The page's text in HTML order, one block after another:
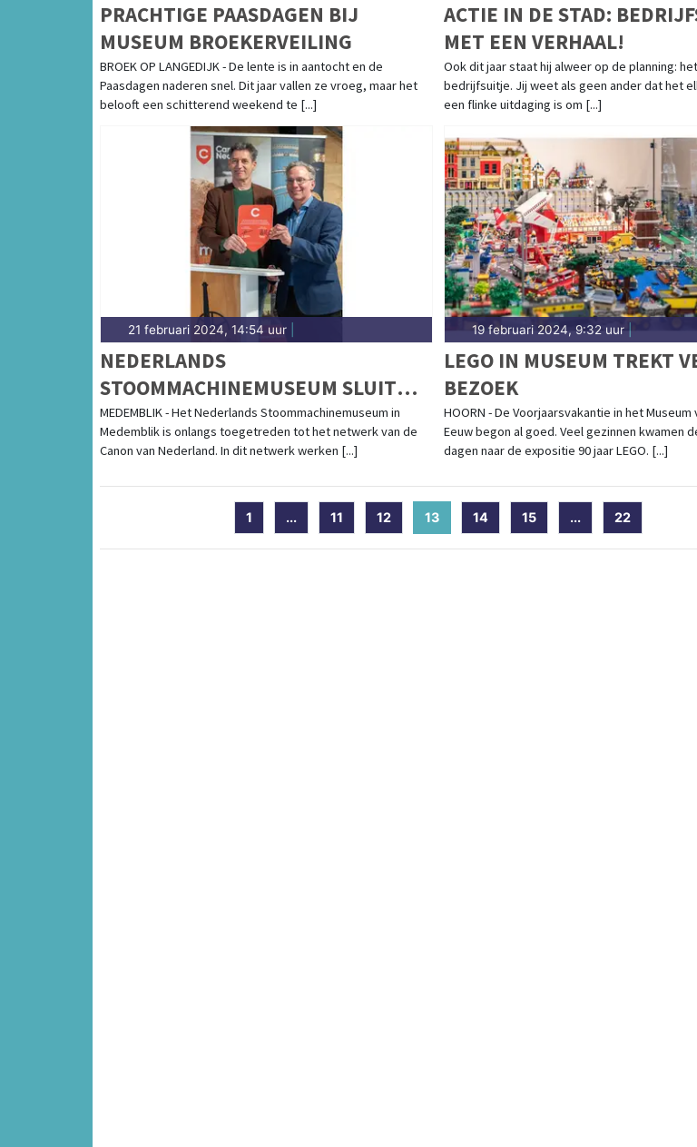
PRACHTIGE PAASDAGEN BIJ
MUSEUM BROEKERVEILING
BROEK OP LANGEDIJK - De lente is in aantocht en de
Paasdagen naderen snel. Dit jaar vallen ze vroeg, maar het
belooft een schitterend weekend te [...]
ACTIE IN DE STAD:
MET EEN VERHAAL!
Ook dit jaar staat hij alweer op de planning:
bedrijfsuitje. Jij weet als geen ander dat het
een flinke uitdaging is om [...]
21 februari 2024, 14:54 uur
NEDERLANDS
STOOMMACHINEMUSEUM SLUIT
AAN BIJ HET NETWERK VAN DE
CANON VAN NEDERLAND
MEDEMBLIK - Het Nederlands Stoommachinemuseum in
Medemblik is onlangs toegetreden tot het netwerk van de
Canon van Nederland. In dit netwerk werken [...]
19 februari 2024, 9:32 uur|
LEGO IN MUSEUM TREKT
BEZOEK
HOORN - De Voorjaarsvakantie in het Museum
Eeuw begon al goed. Veel gezinnen kwamen
dagen naar de expositie 90 jaar LEGO. [...]
1 ... 11 12 13(current)
14 15 ... 22